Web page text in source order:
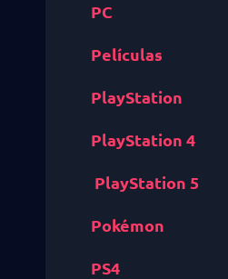
PC
Películas
PlayStation
PlayStation 4
PlayStation 5
Pokémon
PS4